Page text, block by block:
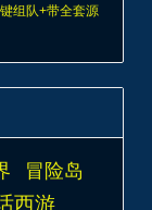
组队+带全套源
冒险岛